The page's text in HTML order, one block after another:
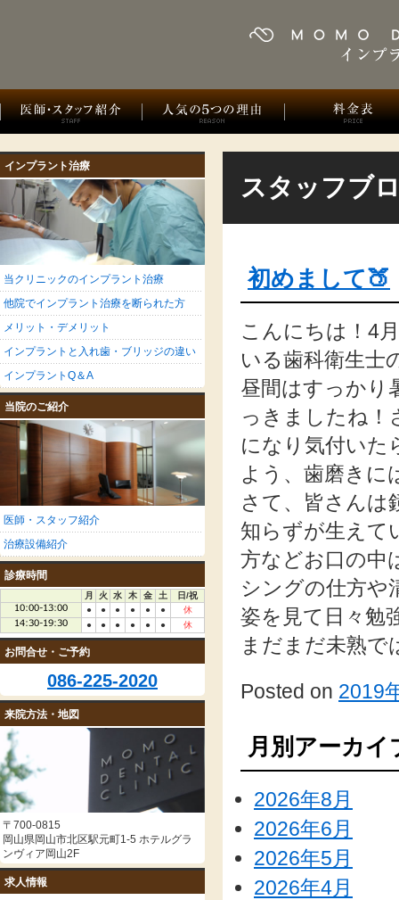
スタッフブ
初めまして🍑
こんにちは！4
いる歯科衛生士
昼間はすっかり
っきましたね！
になり気付いた
よう、歯磨き
さて、皆さんは
知らずが生えて
方などお口の中
シングの仕方や
姿を見て日々勉
まだまだ未熟
Posted on 2019
月別アーカイ
2026年8月
2026年6月
2026年5月
2026年4月
インプラント治療
当クリニックのインプラント治療
他院でインプラント治療を断られた方
メリット・デメリット
インプラントと入れ歯・ブリッジの違い
インプラントQ＆A
当院のご紹介
医師・スタッフ紹介
治療設備紹介
診療時間
月 火 水 木 金 土
日/祝
●
● ● ● ● ●
休
●
● ● ● ● ● 休
お問合せ・ご予約
086-225-2020
来院方法・地図
〒700-0815
岡山県岡山市北区駅元町1-5 ホテルグラ
ンヴィア岡山2F
求人情報